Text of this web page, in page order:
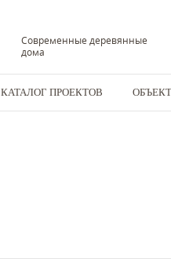
Современные деревянные
дома
КАТАЛОГ ПРОЕКТОВ
Дома из бруса - Дома - Дом из